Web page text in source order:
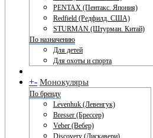
PENTAX (Пентакс. Япония)
Redfield (Редфилд. США)
STURMAN (Штурман. Китай)
По назначению
Для детей
Для охоты и спорта
+- Монокуляры
По бренду
Levenhuk (Левенгук)
Bresser (Брессер)
Veber (Вебер)
Discovery (Дискавери)